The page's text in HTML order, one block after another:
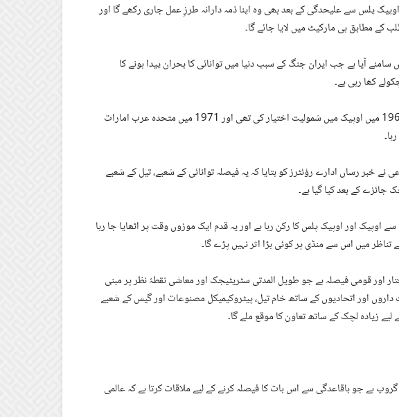
پلس سے علیحدگی کے بعد بھی وہ اپنا ذمہ دارانہ طرزِ عمل جاری رکھے گا اور
کے مطابق ہی مارکیٹ میں لایا جائے گا۔
آیا ہے جب ایران جنگ کے سبب دنیا میں توانائی کا بحران پیدا ہونے کا
کھا رہی ہے۔
متحدہ عرب امارات نے ابو ظہبی کے ذریعے سنہ 1967 میں اوپیک میں شمولیت اختیار کی تھی اور 1971 میں متحدہ عرب امارات
خبر رساں ادارے رؤئٹرز کو بتایا کہ یہ فیصلہ توانائی کے شعبے، تیل کے شعبے
کے بعد کیا گیا ہے۔
اور اوپیک پلس کا رکن رہا ہے اور یہ قدم ایک موزوں وقت پر اٹھایا جا رہا
میں اس سے منڈی پر کوئی بڑا اثر نہیں پڑے گا۔
اور قومی فیصلہ ہے جو طویل المدتی سٹریٹیجک اور معاشی نقطۂ نظر پر مبنی
اور اتحادیوں کے ساتھ خام تیل، پیٹروکیمیکل مصنوعات اور گیس کے شعبے
زیادہ لچک کے ساتھ تعاون کا موقع ملے گا۔
کا ایک گروپ ہے جو باقاعدگی سے اس بات کا فیصلہ کرنے کے لیے ملاقات کرتا ہے کہ عالمی